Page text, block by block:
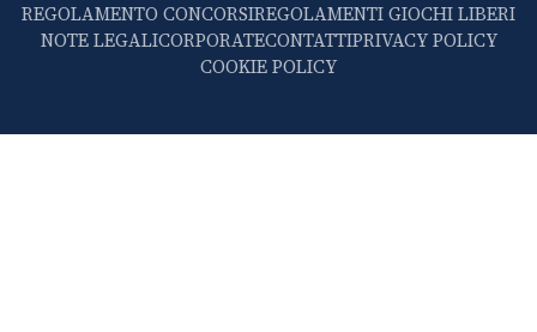
REGOLAMENTO CONCORSIREGOLAMENTI GIOCHI LIBERI
NOTE LEGALICORPORATECONTATTIPRIVACY POLICY
COOKIE POLICY